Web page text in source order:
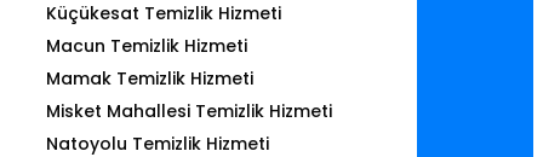
Küçükesat Temizlik Hizmeti
Macun Temizlik Hizmeti
Mamak Temizlik Hizmeti
Misket Mahallesi Temizlik Hizmeti
Natoyolu Temizlik Hizmeti